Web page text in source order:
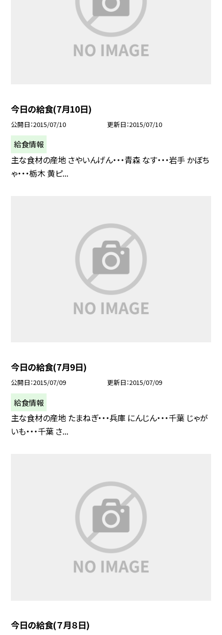
今日の給食(7月10日)
公開日 2015/07/10 更新日 2015/07/10
給食情報
主な食材の産地 さやいんげん・・・青森 なす・・・岩手 かぼち
ゃ・・・栃木 黄ピ...
今日の給食(7月9日)
公開日 2015/07/09 更新日 2015/07/09
給食情報
主な食材の産地 たまねぎ・・・兵庫 にんじん・・・千葉 じゃが
いも・・・千葉 さ...
今日の給食(７月８日)